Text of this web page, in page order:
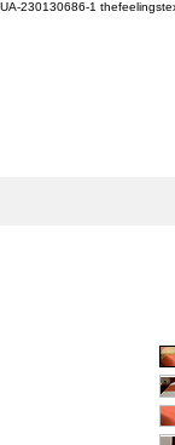
UA-230130686-1